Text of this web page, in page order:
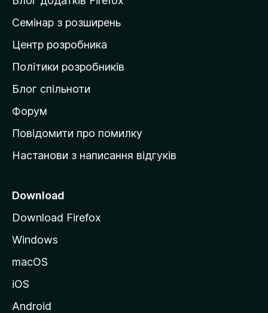
а
д
о
і
в
к
M
z
l
l
Семінар з розширень
Центр розробника
Політики розробників
Блог спільноти
Форум
Повідомити про помилку
Настанови з написання відгуків
Download
Download Firefox
Windows
macOS
iOS
Android